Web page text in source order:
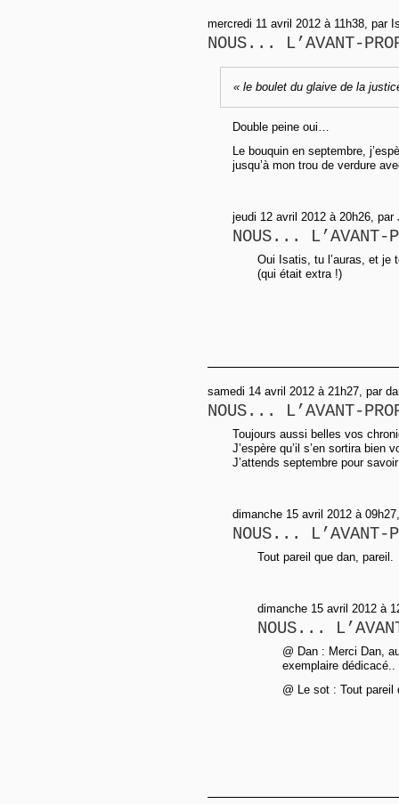
mercredi 11 avril 2012 à 11h38, par
NOUS... L’AVANT-
« le boulet du glaive de la
Double peine oui…
Le bouquin en septembre,
jusqu’à mon trou de verdure
jeudi 12 avril 2012 à 20h26, par
NOUS... L’AVANT-
Oui Isatis, tu l’auras, et je
(qui était extra !)
samedi 14 avril 2012 à 21h27, par
NOUS... L’AVANT-
Toujours aussi belles vos
J’espère qu’il s’en sortira bien
J’attends septembre pour
dimanche 15 avril 2012 à
NOUS... L’AVANT-
Tout pareil que dan, pareil.
dimanche 15 avril 2012 à
NOUS...
@ Dan : Merci Dan,
exemplaire dédicacé..
@ Le sot : Tout pareil